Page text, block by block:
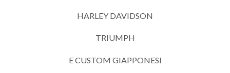
HARLEY DAVIDSON
TRIUMPH
E CUSTOM GIAPPONESI